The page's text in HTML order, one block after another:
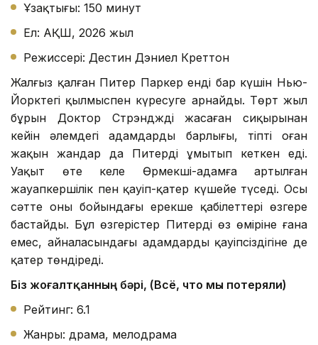
Ұзақтығы: 150 минут
Ел: АҚШ, 2026 жыл
Режиссері: Дестин Дэниел Креттон
Жалғыз қалған Питер Паркер енді бар күшін Нью-
Йорктегі қылмыспен күресуге арнайды. Төрт жыл
бұрын Доктор Стрэндждің жасаған сиқырынан
кейін әлемдегі адамдардың барлығы, тіпті оған
жақын жандар да Питерді ұмытып кеткен еді.
Уақыт өте келе Өрмекші-адамға артылған
жауапкершілік пен қауіп-қатер күшейе түседі. Осы
сәтте оның бойындағы ерекше қабілеттері өзгере
бастайды. Бұл өзгерістер Питердің өз өміріне ғана
емес, айналасындағы адамдардың қауіпсіздігіне де
қатер төндіреді.
Біз жоғалтқанның бәрі, (Всё, что мы потеряли)
Рейтинг: 6.1
Жанры: драма, мелодрама